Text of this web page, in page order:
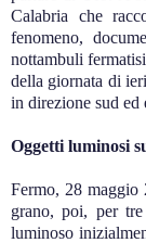
Calabria che
fenomeno,
nottambuli
della giornata di
in direzione sud ed
Oggetti luminosi
Fermo, 28 maggio
grano, poi, per
luminoso